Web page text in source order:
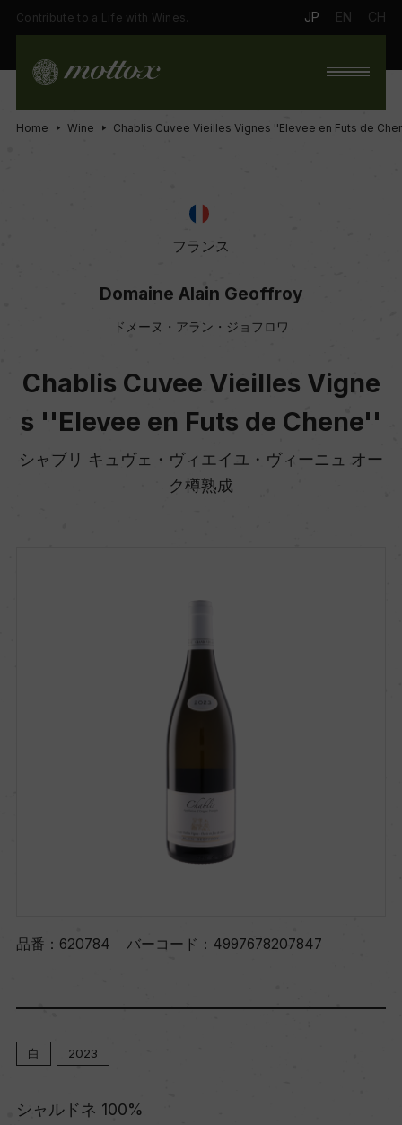
Contribute to a Life with Wines. JP EN CH
Home Wine Chablis Cuvee Vieilles Vignes ''Elevee en Futs de
フランス
Domaine Alain Geoffroy
ドメーヌ・アラン・ジョフロワ
Chablis Cuvee Vieilles Vigne
s ''Elevee en Futs de Chene''
シャブリ キュヴェ・ヴィエイユ・ヴィーニュ オー
ク樽熟成
品番： 620784 バーコード： 4997678207847
白 2023
シャルドネ 100%